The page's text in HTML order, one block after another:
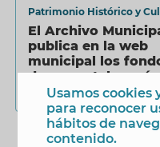
Patrimonio Histórico y
El Archivo
publica en la web
municipal los
documentales más
relevantes
3 Agosto 2020
Usamos cookies
para reconocer
hábitos de
contenido.